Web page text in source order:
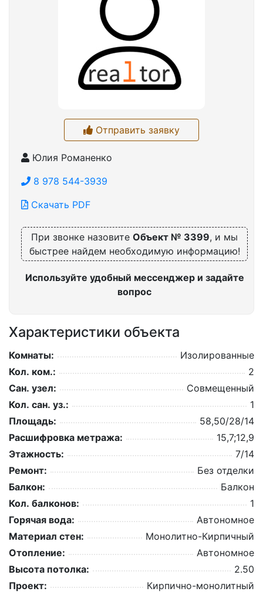
Отправить заявку
Юлия Романенко
8 978 544-3939
Скачать PDF
При звонке назовите Объект № 3399, и мы
быстрее найдем необходимую информацию!
Используйте удобный мессенджер и задайте
вопрос
Характеристики объекта
Комнаты:
Изолированные
Кол. ком.:
2
Сан. узел:
Совмещенный
Кол. сан. уз.:
1
Площадь:
58,50/28/14
Расшифровка метража:
15,7;12,9
Этажность:
7/14
Ремонт:
Без отделки
Балкон:
Балкон
Кол. балконов:
1
Горячая вода:
Автономное
Материал стен:
Монолитно-Кирпичный
Отопление:
Автономное
Высота потолка:
2.50
Проект:
Кирпично-монолитный